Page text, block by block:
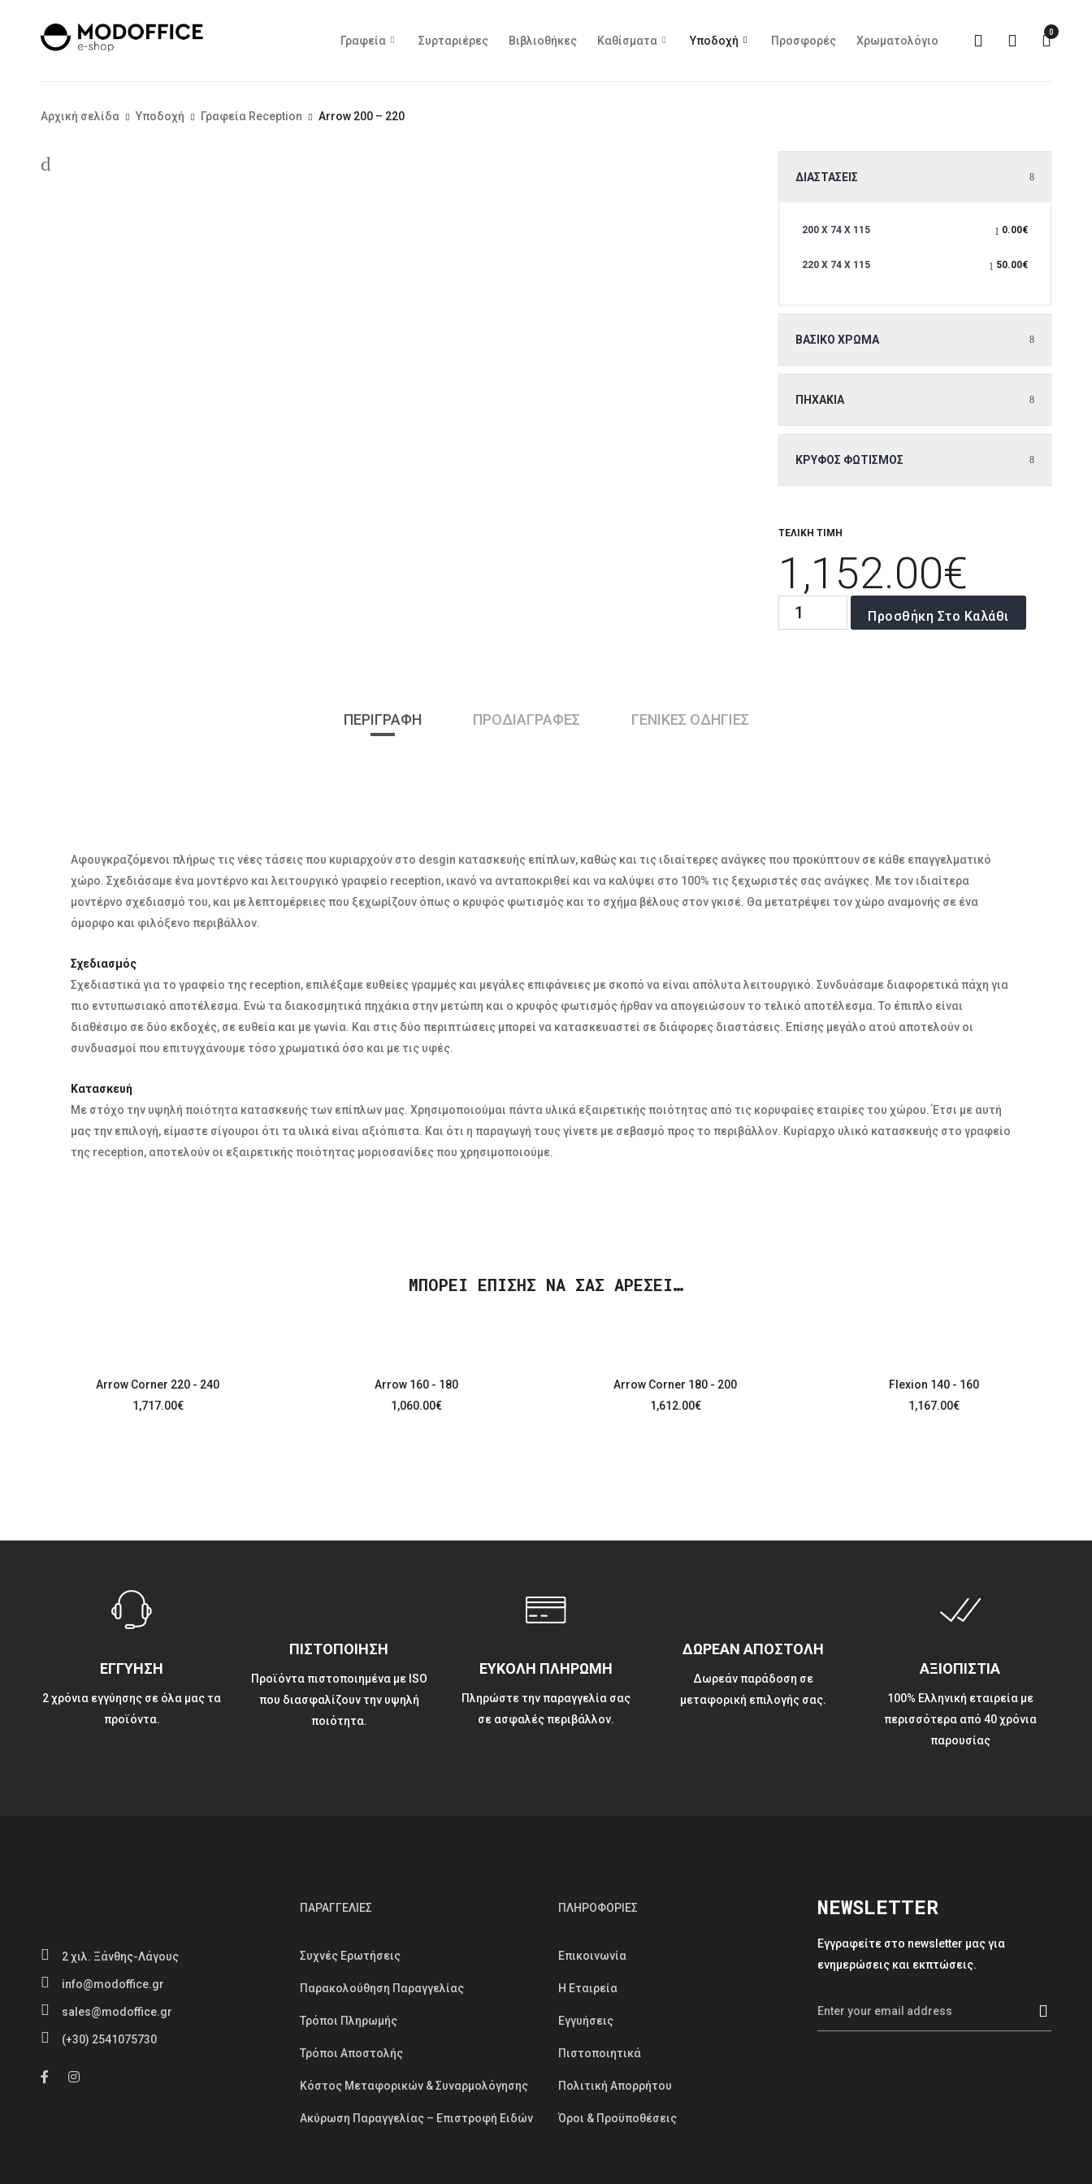
Γραφεία Συρταριέρες Βιβλιοθήκες Καθίσματα Υποδοχή Προσφορές Χρωματολόγιο
0
Αρχική σελίδα Υποδοχή Γραφεία Reception Arrow 200 – 220
ΔΙΑΣΤΆΣΕΙΣ
200 X 74 X 115 0.00€
220 X 74 X 115 50.00€
ΒΑΣΙΚΌ ΧΡΏΜΑ
ΠΗΧΆΚΙΑ
ΚΡΥΦΌΣ ΦΩΤΙΣΜΌΣ
ΤΕΛΙΚΗ ΤΙΜΗ
1,152.00€
-
Προσθήκη Στο Καλάθι
ΠΕΡΙΓΡΑΦΉ ΠΡΟΔΙΑΓΡΑΦΕΣ ΓΕΝΙΚΕΣ ΟΔΗΓΙΕΣ
Αφουγκραζόμενοι πλήρως τις νέες τάσεις που κυριαρχούν στο desgin κατασκευής επίπλων, καθώς και τις ιδιαίτερες ανάγκες που προκύπτουν σε κάθε επαγγελματικό
χώρο. Σχεδιάσαμε ένα μοντέρνο και λειτουργικό γραφείο reception, ικανό να ανταποκριθεί και να καλύψει στο 100% τις ξεχωριστές σας ανάγκες. Με τον ιδιαίτερα
μοντέρνο σχεδιασμό του, και με λεπτομέρειες που ξεχωρίζουν όπως ο κρυφός φωτισμός και το σχήμα βέλους στον γκισέ. Θα μετατρέψει τον χώρο αναμονής σε ένα
όμορφο και φιλόξενο περιβάλλον.
Σχεδιασμός
Σχεδιαστικά για το γραφείο της reception, επιλέξαμε ευθείες γραμμές και μεγάλες επιφάνειες με σκοπό να είναι απόλυτα λειτουργικό. Συνδυάσαμε διαφορετικά πάχη για
πιο εντυπωσιακό αποτέλεσμα. Ενώ τα διακοσμητικά πηχάκια στην μετώπη και ο κρυφός φωτισμός ήρθαν να απογειώσουν το τελικό αποτέλεσμα. Το έπιπλο είναι
διαθέσιμο σε δύο εκδοχές, σε ευθεία και με γωνία. Και στις δύο περιπτώσεις μπορεί να κατασκευαστεί σε διάφορες διαστάσεις. Επίσης μεγάλο ατού αποτελούν οι
συνδυασμοί που επιτυγχάνουμε τόσο χρωματικά όσο και με τις υφές.
Κατασκευή
Με στόχο την υψηλή ποιότητα κατασκευής των επίπλων μας. Χρησιμοποιούμαι πάντα υλικά εξαιρετικής ποιότητας από τις κορυφαίες εταιρίες του χώρου. Έτσι με αυτή
μας την επιλογή, είμαστε σίγουροι ότι τα υλικά είναι αξιόπιστα. Και ότι η παραγωγή τους γίνετε με σεβασμό προς το περιβάλλον. Κυρίαρχο υλικό κατασκευής στο γραφείο
της reception, αποτελούν οι εξαιρετικής ποιότητας μοριοσανίδες που χρησιμοποιούμε.
ΜΠΟΡΕΊ ΕΠΊΣΗΣ ΝΑ ΣΑΣ ΑΡΈΣΕΙ…
Arrow Corner 220 - 240
1,717.00€
Arrow 160 - 180
1,060.00€
Arrow Corner 180 - 200
1,612.00€
Flexion 140 - 160
1,167.00€
ΕΓΓΥΗΣΗ
2 χρόνια εγγύησης σε όλα μας τα
προϊόντα.
ΠΙΣΤΟΠΟΙΗΣΗ
Προϊόντα πιστοποιημένα με ISO
που διασφαλίζουν την υψηλή
ποιότητα.
ΕΥΚΟΛΗ ΠΛΗΡΩΜΗ
Πληρώστε την παραγγελία σας
σε ασφαλές περιβάλλον.
ΔΩΡΕΑΝ ΑΠΟΣΤΟΛΗ
Δωρεάν παράδοση σε
μεταφορική επιλογής σας.
ΑΞΙΟΠΙΣΤΙΑ
100% Ελληνική εταιρεία με
περισσότερα από 40 χρόνια
παρουσίας
2 χιλ. Ξάνθης-Λάγους
info@modoffice.gr
sales@modoffice.gr
(+30) 2541075730
ΠΑΡΑΓΓΕΛΙΕΣ
Συχνές Ερωτήσεις
Παρακολούθηση Παραγγελίας
Τρόποι Πληρωμής
Τρόποι Αποστολής
Κόστος Μεταφορικών & Συναρμολόγησης
Ακύρωση Παραγγελίας – Επιστροφή Ειδών
ΠΛΗΡΟΦΟΡΙΕΣ
Επικοινωνία
Η Εταιρεία
Εγγυήσεις
Πιστοποιητικά
Πολιτική Απορρήτου
Όροι & Προϋποθέσεις
NEWSLETTER
Εγγραφείτε στο newsletter μας για
ενημερώσεις και εκπτώσεις.